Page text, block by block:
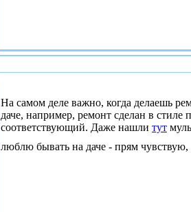
На самом деле важно, когда делаешь
даче, например, ремонт сделан в
соответствующий. Даже нашли тут
люблю бывать на даче - прям